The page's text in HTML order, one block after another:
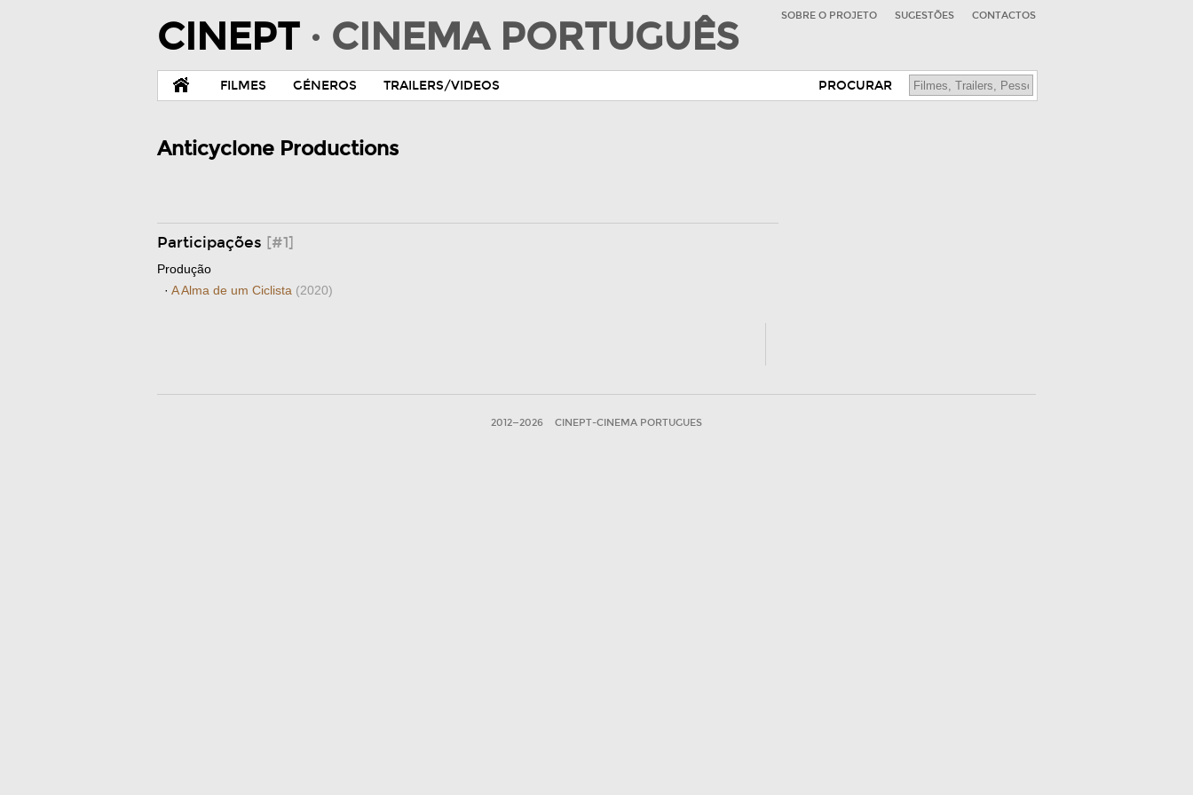
CINEPT · CINEMA PORTUGUÊS SOBRE O PROJETO SUGESTÕES CONTACTOS
FILMES GÉNEROS TRAILERS/VIDEOS PROCURAR
Anticyclone Productions
Participações [#1]
Produção
· A Alma de um Ciclista (2020)
2012—2026 CINEPT-CINEMA PORTUGUES